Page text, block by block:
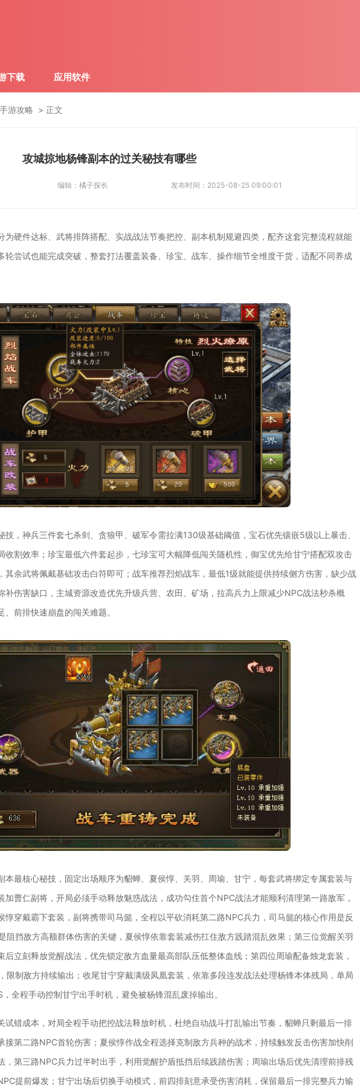
下载 应用软件
手游攻略 正文
攻城掠地杨锋副本的过关秘技有哪些
编辑： 橘子探长 发布时间： 2025-08-25 09:00:01
为硬件达标、武将排阵搭配、实战战法节奏把控、副本机制规避四类，配齐这套完整流程就能
轮尝试也能完成突破，整套打法覆盖装备、珍宝、战车、操作细节全维度干货，适配不同养成
，神兵三件套七杀剑、贪狼甲、破军令需拉满130级基础阈值，宝石优先镶嵌5级以上暴击、
收割效率；珍宝最低六件套起步，七珍宝可大幅降低闯关随机性，御宝优先给甘宁搭配双攻击
其余武将佩戴基础攻击白符即可；战车推荐烈焰战车，最低1级就能提供持续侧方伤害，缺少战
补伤害缺口，主城资源改造优先升级兵营、农田、矿场，拉高兵力上限减少NPC战法秒杀概
前排快速崩盘的闯关难题。
本最核心秘技，固定出场顺序为貂蝉、夏侯惇、关羽、周瑜、甘宁，每套武将绑定专属套装与
曹仁副将，开局必须手动释放魅惑战法，成功勾住首个NPC战法才能顺利清理第一路敌军，
惇穿戴霸下套装，副将携带司马懿，全程以平砍消耗第二路NPC兵力，司马懿的核心作用是反
阻挡敌方高额群体伤害的关键，夏侯惇依靠套装减伤扛住敌方践踏混乱效果；第三位觉醒关羽
立刻释放觉醒战法，优先锁定敌方血量最高部队压低整体血线；第四位周瑜配备烛龙套装，
限制敌方持续输出；收尾甘宁穿戴满级凤凰套装，依靠多段连发战法处理杨锋本体残局，单局
全程手动控制甘宁出手时机，避免被杨锋混乱废掉输出。
试错成本，对局全程手动把控战法释放时机，杜绝自动战斗打乱输出节奏，貂蝉只剩最后一排
接第二路NPC首轮伤害；夏侯惇作战全程选择克制敌方兵种的战术，持续触发反击伤害加快削
，第三路NPC兵力过半时出手，利用觉醒护盾抵挡后续践踏伤害；周瑜出场后优先清理前排残
提前爆发；甘宁出场后切换手动模式，前四排刻意承受伤害消耗，保留最后一排完整兵力输